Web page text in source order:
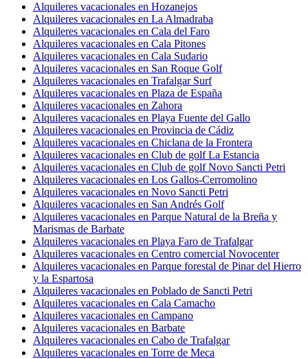
Alquileres vacacionales en Hozanejos
Alquileres vacacionales en La Almadraba
Alquileres vacacionales en Cala del Faro
Alquileres vacacionales en Cala Pitones
Alquileres vacacionales en Cala Sudario
Alquileres vacacionales en San Roque Golf
Alquileres vacacionales en Trafalgar Surf
Alquileres vacacionales en Plaza de España
Alquileres vacacionales en Zahora
Alquileres vacacionales en Playa Fuente del Gallo
Alquileres vacacionales en Provincia de Cádiz
Alquileres vacacionales en Chiclana de la Frontera
Alquileres vacacionales en Club de golf La Estancia
Alquileres vacacionales en Club de golf Novo Sancti Petri
Alquileres vacacionales en Los Gallos-Cerromolino
Alquileres vacacionales en Novo Sancti Petri
Alquileres vacacionales en San Andrés Golf
Alquileres vacacionales en Parque Natural de la Breña y
Marismas de Barbate
Alquileres vacacionales en Playa Faro de Trafalgar
Alquileres vacacionales en Centro comercial Novocenter
Alquileres vacacionales en Parque forestal de Pinar del Hierro
y la Espartosa
Alquileres vacacionales en Poblado de Sancti Petri
Alquileres vacacionales en Cala Camacho
Alquileres vacacionales en Campano
Alquileres vacacionales en Barbate
Alquileres vacacionales en Cabo de Trafalgar
Alquileres vacacionales en Torre de Meca